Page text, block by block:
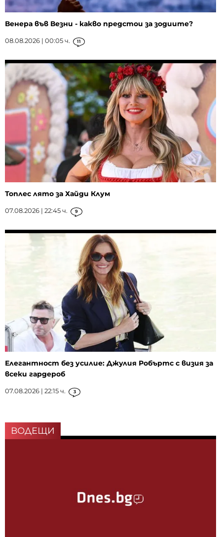
Венера във Везни - какво предстои за зодиите?
08.08.2026 | 00:05 ч. 11
Топлес лято за Хайди Клум
07.08.2026 | 22:45 ч. 9
Елегантност без усилие: Джулия Робъртс с визия за
всеки гардероб
07.08.2026 | 22:15 ч. 3
ВОДЕЩИ